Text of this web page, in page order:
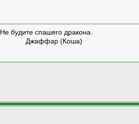
_DL=disc;
geninterrupt(0x13);
off=(char*)
_ES = (int ) seg;
Не будите спашяго дракона.
Джаффар (Коша)